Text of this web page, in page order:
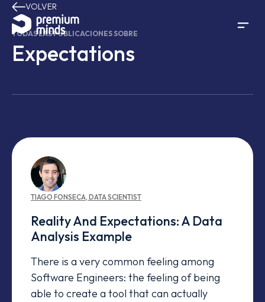
Saltar al contenido
VOLVER
TODAS LAS PUBLICACIONES SOBRE
Expectations
TIAGO FONSECA, DATA SCIENTIST
Reality And Expectations: A Data
Analysis Example
There is a very common feeling among
Software Engineers: the feeling of being
able to create a tool that can actually